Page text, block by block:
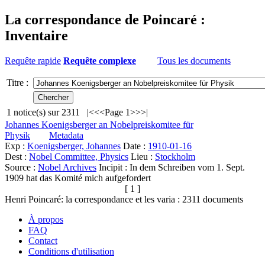
La correspondance de Poincaré :
Inventaire
Requête rapide Requête complexe Tous les documents
Titre :
1 notice(s) sur 2311 |<<<Page 1>>>|
Johannes Koenigsberger an Nobelpreiskomitee für
Physik
Metadata
Exp : Koenigsberger, Johannes Date : 1910-01-16
Dest : Nobel Committee, Physics Lieu : Stockholm
Source : Nobel Archives Incipit : In dem Schreiben vom 1. Sept.
1909 hat das Komité mich aufgefordert
[ 1 ]
Henri Poincaré: la correspondance et les varia : 2311 documents
À propos
FAQ
Contact
Conditions d'utilisation